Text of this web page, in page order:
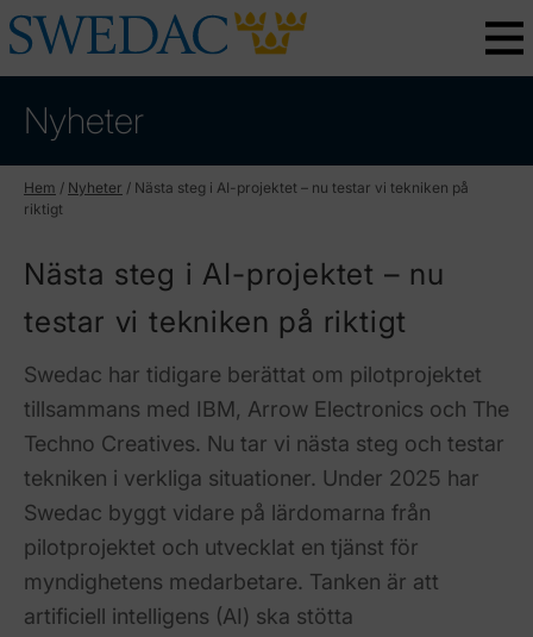
Nyheter
Hem / Nyheter / Nästa steg i AI-projektet – nu testar vi tekniken på
riktigt
Nästa steg i AI-projektet – nu
testar vi tekniken på riktigt
Swedac har tidigare berättat om pilotprojektet
tillsammans med IBM, Arrow Electronics och The
Techno Creatives. Nu tar vi nästa steg och testar
tekniken i verkliga situationer. Under 2025 har
Swedac byggt vidare på lärdomarna från
pilotprojektet och utvecklat en tjänst för
myndighetens medarbetare. Tanken är att
artificiell intelligens (AI) ska stötta